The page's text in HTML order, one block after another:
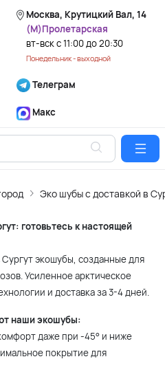
Москва, Крутицкий Вал, 14
(М)Пролетарская
вт-вск с 11:00 до 20:30
Понедельник - выходной
Телеграм
Макс
Эко шубы с доставкой в
готовьтесь к настоящей
экошубы, созданные для
Усиленное арктическое
и доставка за 3-4 дней.
наши экошубы:
даже при -45° и ниже
покрытие для